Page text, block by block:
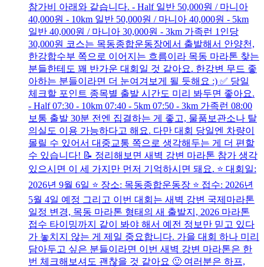
참가비 아래와 같습니다. - Half 일반 50,000원 / 마니아
40,000원 - 10km 일반 50,000원 / 마니아 40,000원 - 5km
일반 40,000원 / 마니아 30,000원 - 3km 가족런 1인당
30,000원 코스는 목동종합운동장에서 출발해서 안양천,
한강합수부 쪽으로 이어지는 흐름이라 목동 마라톤 찾는
분들한테도 꽤 반가운 대회일 것 같아요. 한강변 무드 좋
아하는 분들이라면 더 눈여겨보게 될 듯해요 :) ✅ 당일
체크할 포인트 종목별 출발 시간도 미리 봐두면 좋아요.
- Half 07:30 - 10km 07:40 - 5km 07:50 - 3km 가족런 08:00
보통 출발 30분 전엔 집결하는 게 좋고, 물품보관소나 탈
의실도 이용 가능하다고 해요. 다만 대회 당일엔 차량이
몰릴 수 있어서 대중교통 쪽으로 생각해두는 게 더 편할
수 있습니다! 📝 정리해보면 새벽 강변 마라톤 참가 생각
있으시면 이 세 가지만 먼저 기억하시면 돼요. ⭐ 대회일:
2026년 9월 6일 ⭐ 장소: 목동종합운동장 ⭐ 접수: 2026년
5월 4일 예정 그리고 이번 대회는 새벽 강변 국제마라톤
일정 변경, 목동 마라톤 형태의 새 출발지, 2026 마라톤
접수 타이밍까지 같이 봐야 해서 예전 정보만 믿고 있다
가 놓치지 않는 게 제일 중요합니다. 가을 대회 하나 미리
담아두고 싶은 분들이라면 이번 새벽 강변 마라톤은 한
번 체크해보셔도 괜찮을 것 같아요 🙂 여러분은 하프,